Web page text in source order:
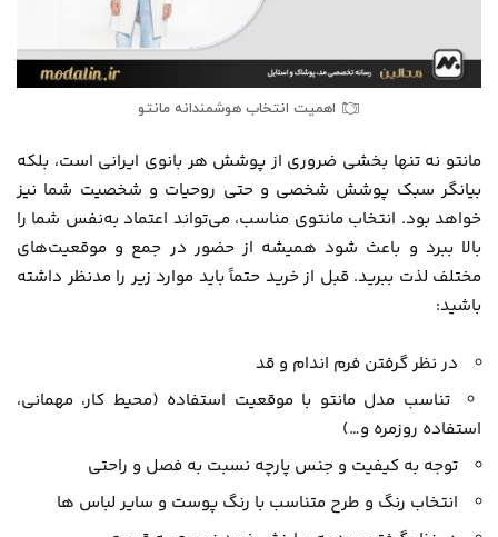
اهمیت انتخاب هوشمندانه مانتو
مانتو نه تنها بخشی ضروری از پوشش هر بانوی ایرانی است، بلکه
بیانگر سبک پوشش شخصی و حتی روحیات و شخصیت شما نیز
خواهد بود. انتخاب مانتوی مناسب، می‌تواند اعتماد به‌نفس شما را
بالا ببرد و باعث شود همیشه از حضور در جمع و موقعیت‌های
مختلف لذت ببرید. قبل از خرید حتماً باید موارد زیر را مدنظر داشته
باشید:
در نظر گرفتن فرم اندام و قد
تناسب مدل مانتو با موقعیت استفاده (محیط کار، مهمانی،
استفاده روزمره و…)
توجه به کیفیت و جنس پارچه نسبت به فصل و راحتی
انتخاب رنگ و طرح متناسب با رنگ پوست و سایر لباس ها